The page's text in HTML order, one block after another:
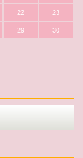
22 23
29 30